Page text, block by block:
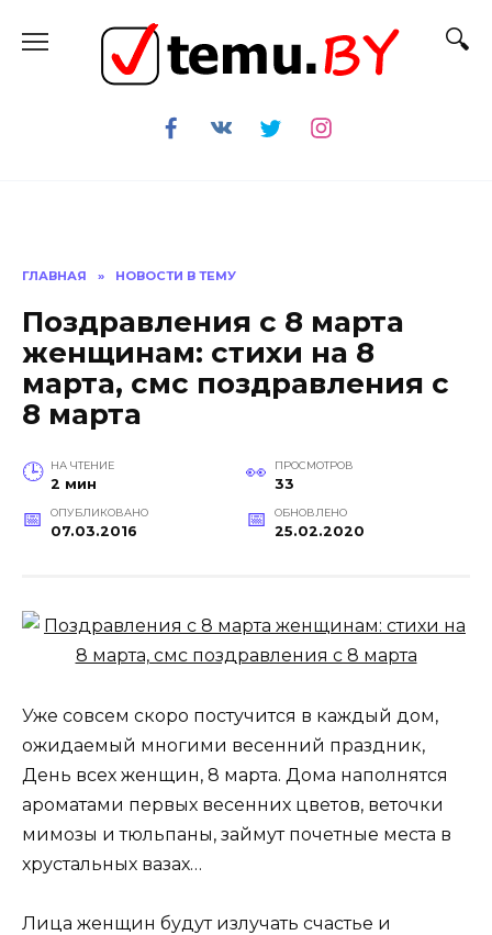
содержанию
ГЛАВНАЯ » НОВОСТИ В ТЕМУ
Поздравления с 8 марта
женщинам: стихи на 8
марта, смс поздравления с
8 марта
НА ЧТЕНИЕ
2 мин
ПРОСМОТРОВ
33
ОПУБЛИКОВАНО
07.03.2016
ОБНОВЛЕНО
25.02.2020
Уже совсем скоро постучится в каждый дом,
ожидаемый многими весенний праздник,
День всех женщин, 8 марта. Дома наполнятся
ароматами первых весенних цветов, веточки
мимозы и тюльпаны, займут почетные места в
хрустальных вазах…
Лица женщин будут излучать счастье и